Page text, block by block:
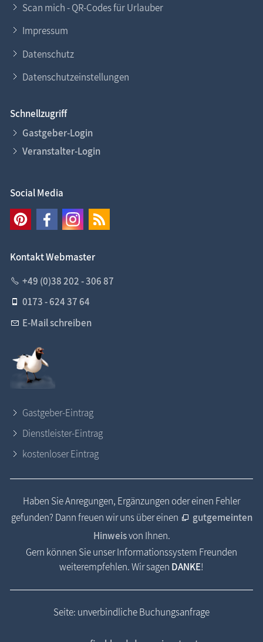
Scan mich - QR-Codes für Urlauber
Impressum
Datenschutz
Datenschutzeinstellungen
Schnellzugriff
Gastgeber-Login
Veranstalter-Login
Social Media
Kontakt Webmaster
+49 (0)38 202 - 306 87
0173 - 624 37 64
E-Mail schreiben
Gastgeber-Eintrag
Dienstleister-Eintrag
kostenloser Eintrag
Haben Sie Anregungen, Ergänzungen oder einen Fehler
gefunden? Dann freuen wir uns über einen
gutgemeinten
Hinweisvon Ihnen.
Gern können Sie unser Informationssystem Freunden
weiterempfehlen. Wir sagen DANKE!
Seite: unverbindliche Buchungsanfrage